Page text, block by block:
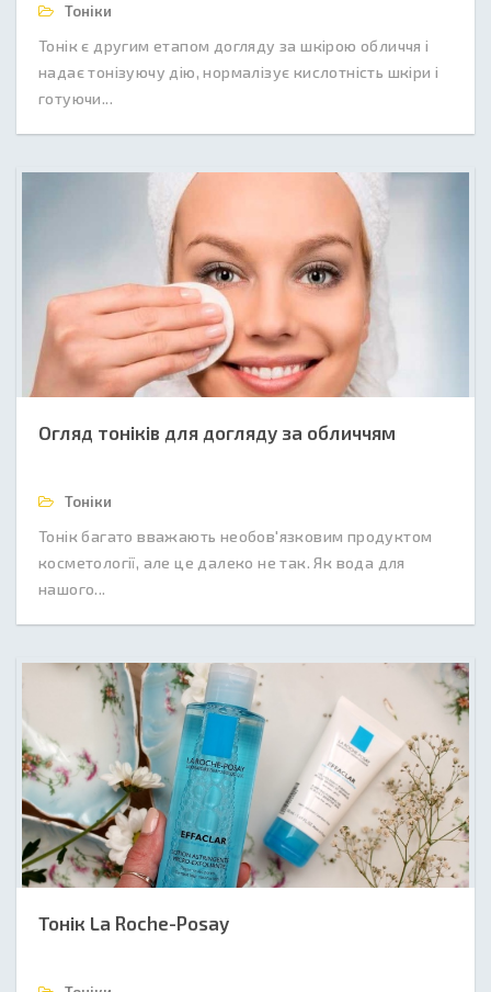
Тоніки
Тонік є другим етапом догляду за шкірою обличчя і
надає тонізуючу дію, нормалізує кислотність шкіри і
готуючи...
Огляд тоніків для догляду за обличчям
Тоніки
Тонік багато вважають необов'язковим продуктом
косметології, але це далеко не так. Як вода для
нашого...
Тонік La Roche-Posay